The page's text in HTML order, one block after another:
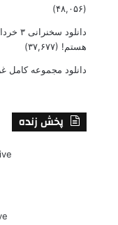
(۴۸,۰۵۶)
هستم! (۳۷,۶۷۷)
دانلود مجموعه کامل
پخش زنده